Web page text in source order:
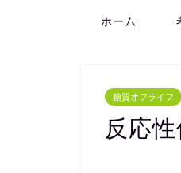
ホーム
糖質オフライフ
反応